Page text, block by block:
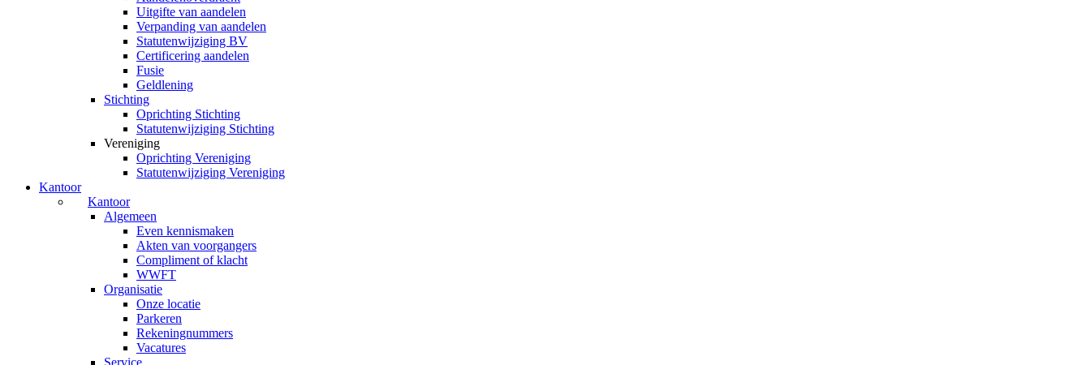
Uitgifte van aandelen
Verpanding van aandelen
Statutenwijziging BV
Certificering aandelen
Fusie
Geldlening
Stichting
Oprichting Stichting
Statutenwijziging Stichting
Vereniging
Oprichting Vereniging
Statutenwijziging Vereniging
Kantoor
Kantoor
Algemeen
Even kennismaken
Akten van voorgangers
Compliment of klacht
WWFT
Organisatie
Onze locatie
Parkeren
Rekeningnummers
Vacatures
Service